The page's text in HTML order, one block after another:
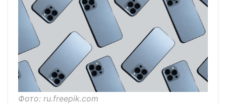
Фото: ru.freepik.com